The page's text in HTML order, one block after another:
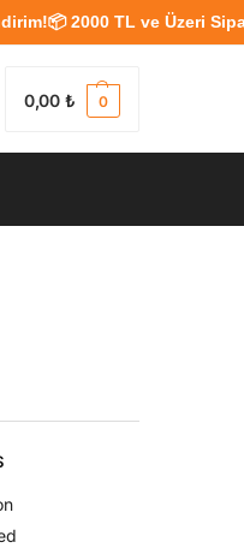
📦 2000 TL ve Üzeri
0,00₺ 0